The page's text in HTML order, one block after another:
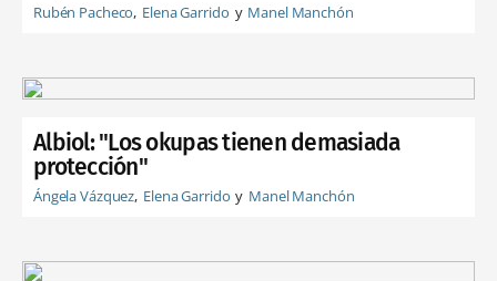
Rubén Pacheco Elena Garrido Manel Manchón
Albiol: "Los okupas tienen demasiada
protección"
Ángela Vázquez Elena Garrido Manel Manchón